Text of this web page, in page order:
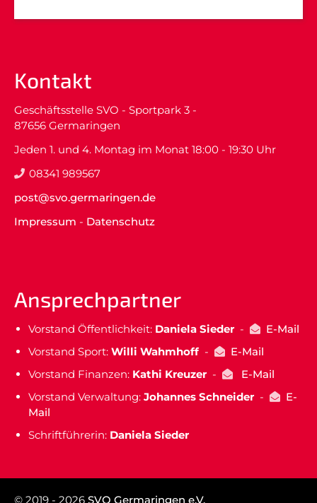
Kontakt
Geschäftsstelle SVO - Sportpark 3 -
87656 Germaringen
Jeden 1. und 4. Montag im Monat 18:00 - 19:30 Uhr
08341 989567
post@svo.germaringen.de
Impressum - Datenschutz
Ansprechpartner
Vorstand Öffentlichkeit: Daniela Sieder-
E-Mail
Vorstand Sport: Willi Wahmhoff-
E-Mail
Vorstand Finanzen: Kathi Kreuzer-
E-Mail
Vorstand Verwaltung: Johannes Schneider -
E-
Mail
Schriftführerin: Daniela Sieder
© 2019 - 2026 SVO Germaringen e.V.